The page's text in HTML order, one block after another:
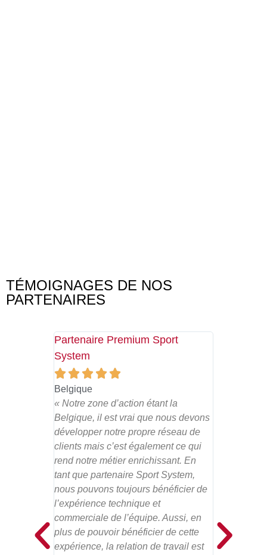
TÉMOIGNAGES DE NOS
PARTENAIRES
Partenaire Premium Sport
System
    
Belgique
« Notre zone d’action étant la
Belgique, il est vrai que nous devons
développer notre propre réseau de
clients mais c’est également ce qui
rend notre métier enrichissant. En
tant que partenaire Sport System,
nous pouvons toujours bénéficier de
l’expérience technique et
commerciale de l’équipe. Aussi, en
plus de pouvoir bénéficier de cette
expérience, la relation de travail est